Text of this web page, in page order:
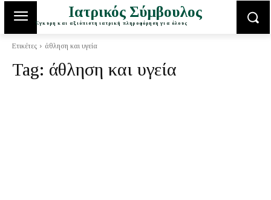
Ιατρικός Σύμβουλος
Έγκυρη και αξιόπιστη ιατρική πληροφόρηση για όλους
Ετικέτες άθληση και υγεία
Tag: άθληση και υγεία